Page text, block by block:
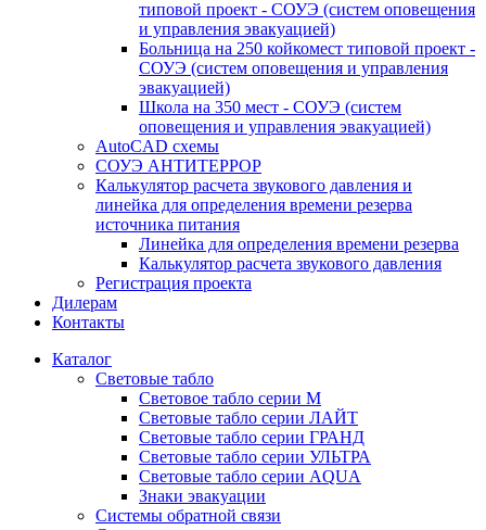
типовой проект - СОУЭ (систем оповещения
и управления эвакуацией)
Больница на 250 койкомест типовой проект -
СОУЭ (систем оповещения и управления
эвакуацией)
Школа на 350 мест - СОУЭ (систем
оповещения и управления эвакуацией)
AutoCAD схемы
СОУЭ АНТИТЕРРОР
Калькулятор расчета звукового давления и
линейка для определения времени резерва
источника питания
Линейка для определения времени резерва
Калькулятор расчета звукового давления
Регистрация проекта
Дилерам
Контакты
Каталог
Световые табло
Световое табло серии М
Световые табло серии ЛАЙТ
Световые табло серии ГРАНД
Световые табло серии УЛЬТРА
Световые табло серии AQUA
Знаки эвакуации
Системы обратной связи